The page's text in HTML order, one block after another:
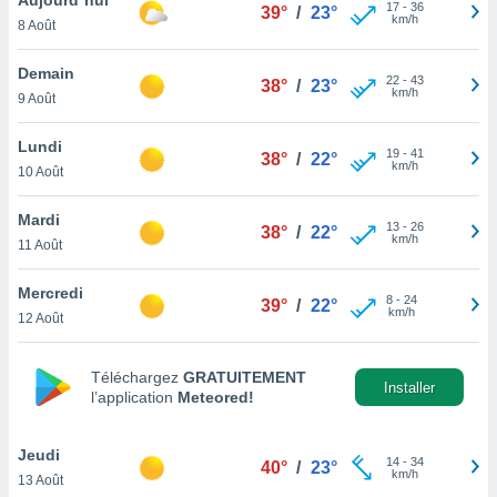
et
»,
au
vous
qu'ils
ou
le
ainsi
un
la
du
8 Août
39° / 23° 17- 36
km/h
Demain
9 Août
38° / 23° 22- 43
km/h
Lundi
10 Août
38° / 22° 19- 41
km/h
Mardi
11 Août
38° / 22° 13- 26
km/h
Mercredi
12 Août
39° / 22° 8- 24
km/h
Téléchargez GRATUITEMENT
l’application Meteored!
Installer
Jeudi
13 Août
40° / 23° 14- 34
km/h